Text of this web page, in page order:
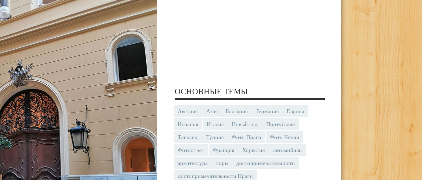
ОСНОВНЫЕ ТЕМЫ
Австрия Азия Болгария Германия Европа
Испания Италия Новый год Португалия
Таиланд Турция Фото Праги Фото Чехии
Фотоотчет Франция Хорватия автомобили
архитектура горы достопримечательности
достопримечательности Праги